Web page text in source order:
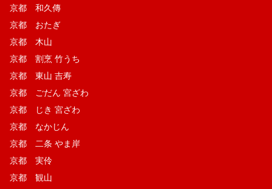
京都 和久傳
京都 おたぎ
京都 木山
京都 割烹 竹うち
京都 東山 吉寿
京都 ごだん 宮ざわ
京都 じき 宮ざわ
京都 なかじん
京都 二条 やま岸
京都 実伶
京都 観山